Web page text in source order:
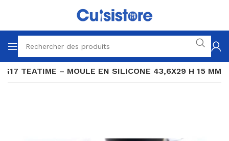
TEATIME – MOULE EN SILICONE 43,6X29 H 15 MM